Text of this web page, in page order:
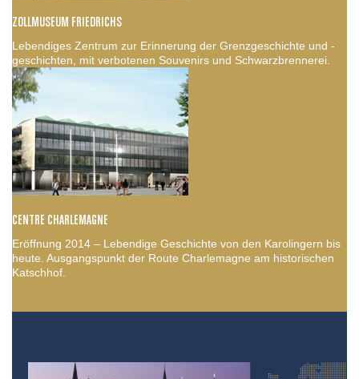
ZOLLMUSEUM FRIEDRICHS
Lebendiges Zentrum zur Erinnerung der Grenzgeschichte und -
geschichten, mit verbotenen Souvenirs und Schwarzbrennerei.
CENTRE CHARLEMAGNE
Eröffnung 2014 – Lebendige Geschichte von den Karolingern bis
heute. Ausgangspunkt der Route Charlemagne am historischen
Katschhof.